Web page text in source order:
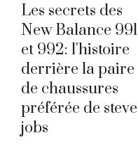
Les secrets des
New Balance 991
et 992: l'histoire
derrière la paire
de chaussures
préférée de steve
jobs